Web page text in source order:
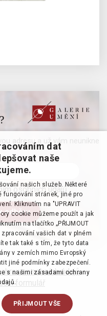
adresu a už vám neunikne
osobních údajů
osobních údajů ·
formulář
dat
naše
našich služeb. Některé
fungování stránek, jiné pro
Kliknutím na "UPRAVIT
cookie můžeme použít a jak
na tlačítko „PŘIJMOUT
vašich dat v plném
tak také s tím, že tyto data
v zemích mimo Evropský
jiné podmínky zabezpečení.
s našimizásadami ochrany
PŘIJMOUT VŠE